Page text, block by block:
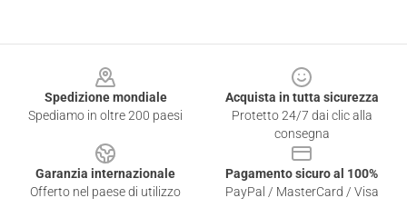
Spedizione mondiale
Spediamo in oltre 200 paesi
Acquista in tutta sicurezza
Protetto 24/7 dai clic alla
consegna
Garanzia internazionale
Offerto nel paese di utilizzo
Pagamento sicuro al 100%
PayPal / MasterCard / Visa